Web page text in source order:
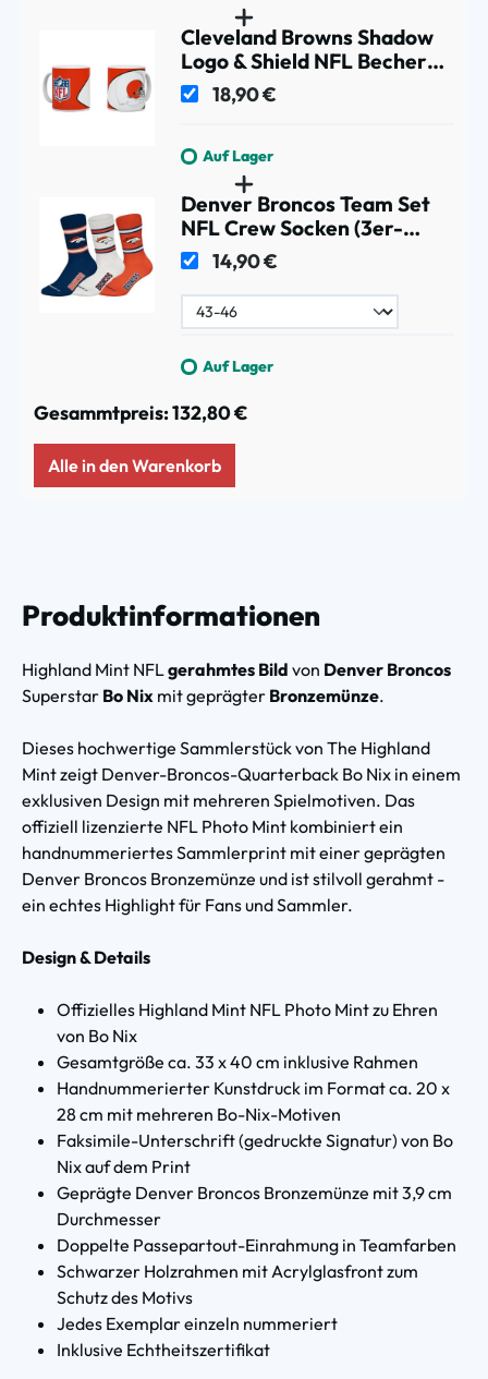
Cleveland Browns Shadow
Logo & Shield NFL Becher
(330 ml)
18,90 €
Auf Lager
Denver Broncos Team Set
NFL Crew Socken (3er-
Pack)14,90 €
Auf Lager
Gesammtpreis:132,80 €
Alle in den Warenkorb
Produktinformationen
Highland Mint NFLgerahmtes Bild von Denver Broncos
Superstar Bo Nix mit geprägter Bronzemünze.
Dieses hochwertige Sammlerstück von The Highland
Mint zeigt Denver-Broncos-Quarterback Bo Nix in einem
exklusiven Design mit mehreren Spielmotiven. Das
offiziell lizenzierte NFL Photo Mint kombiniert ein
handnummeriertes Sammlerprint mit einer geprägten
Denver Broncos Bronzemünze und ist stilvoll gerahmt -
ein echtes Highlight für Fans und Sammler.
Design & Details
Offizielles Highland Mint NFL Photo Mint zu Ehren
von Bo Nix
Gesamtgröße ca. 33 x 40 cm inklusive Rahmen
Handnummerierter Kunstdruck im Format ca. 20 x
28 cm mit mehreren Bo-Nix-Motiven
Faksimile-Unterschrift (gedruckte Signatur) von Bo
Nix auf dem Print
Geprägte Denver Broncos Bronzemünze mit 3,9 cm
Durchmesser
Doppelte Passepartout-Einrahmung in Teamfarben
Schwarzer Holzrahmen mit Acrylglasfront zum
Schutz des Motivs
Jedes Exemplar einzeln nummeriert
Inklusive Echtheitszertifikat